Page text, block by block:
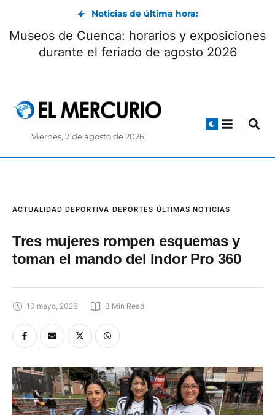
Noticias de última hora:
Museos de Cuenca: horarios y exposiciones
durante el feriado de agosto 2026
Viernes, 7 de agosto de 2026
ACTUALIDAD DEPORTIVA DEPORTES ÚLTIMAS NOTICIAS
Tres mujeres rompen esquemas y
toman el mando del Indor Pro 360
10 mayo, 2026 3 Min Read